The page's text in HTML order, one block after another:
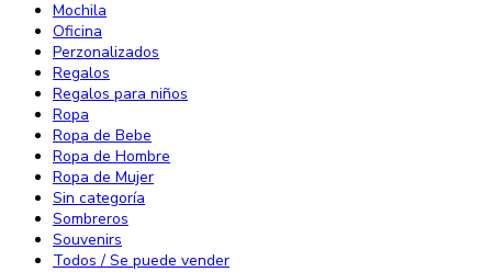
Mochila
Oficina
Perzonalizados
Regalos
Regalos para niños
Ropa
Ropa de Bebe
Ropa de Hombre
Ropa de Mujer
Sin categoría
Sombreros
Souvenirs
Todos / Se puede vender